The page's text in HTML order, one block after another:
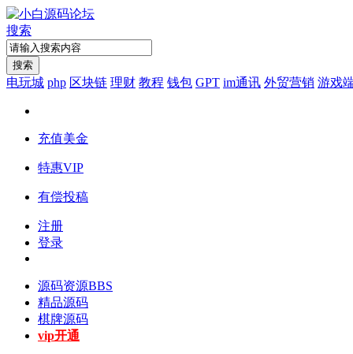
搜索
搜索
电玩城 php 区块链 理财 教程 钱包 GPT im通讯 外贸营销 游戏
充值美金
特惠VIP
有偿投稿
注册
登录
源码资源BBS
精品源码
棋牌源码
vip开通